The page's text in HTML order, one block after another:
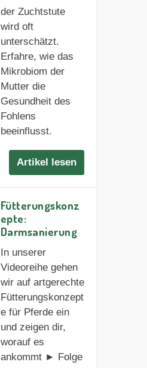
der Zuchtstute
wird oft
unterschätzt.
Erfahre, wie das
Mikrobiom der
Mutter die
Gesundheit des
Fohlens
beeinflusst.
Artikel lesen
Fütterungskonz
epte:
Darmsanierung
In unserer
Videoreihe gehen
wir auf artgerechte
Fütterungskonzept
e für Pferde ein
und zeigen dir,
worauf es
ankommt ► Folge